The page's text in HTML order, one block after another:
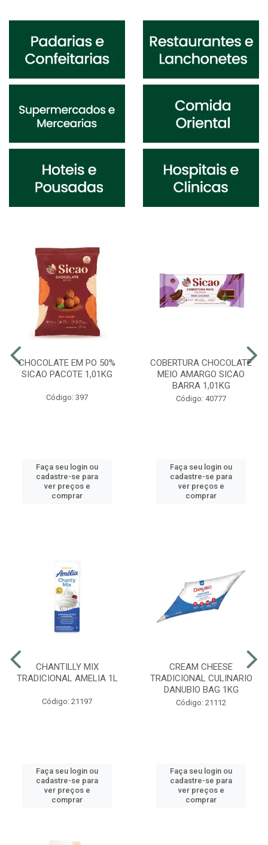
CHOCOLATE EM PO 50%
SICAO PACOTE 1,01KG
Código: 397
Faça seu login ou
cadastre-se para
ver preços e
comprar
COBERTURA CHOCOLATE
MEIO AMARGO SICAO
BARRA 1,01KG
Código: 40777
Faça seu login ou
cadastre-se para
ver preços e
comprar
CHANTILLY MIX
TRADICIONAL AMELIA 1L
Código: 21197
Faça seu login ou
cadastre-se para
ver preços e
comprar
CREAM CHEESE
TRADICIONAL CULINARIO
DANUBIO BAG 1KG
Código: 21112
Faça seu login ou
cadastre-se para
ver preços e
comprar